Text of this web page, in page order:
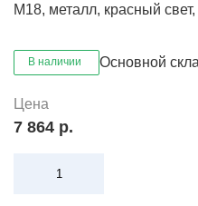
M18, металл, красный
В наличии Основной
Цена
7 864 р.